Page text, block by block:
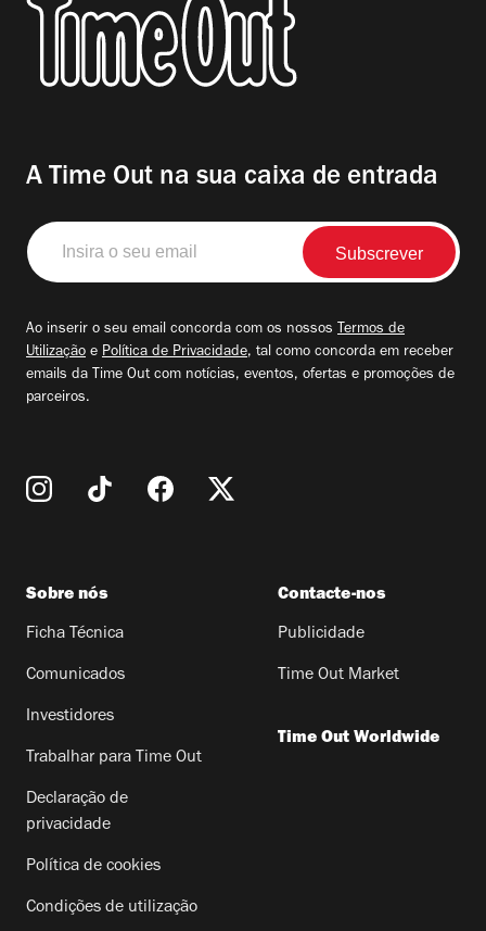
A Time Out na sua caixa de entrada
Insira
o
seu
Ao inserir o seu email concorda com os nossos Termos de
Utilização e Política de Privacidade, tal como concorda em receber
emails da Time Out com notícias, eventos, ofertas e promoções de
parceiros.
Sobre nós
Ficha Técnica
Comunicados
Investidores
Trabalhar para Time Out
Declaração de
privacidade
Política de cookies
Condições de utilização
Contacte-nos
Publicidade
Time Out Market
Time Out Worldwide